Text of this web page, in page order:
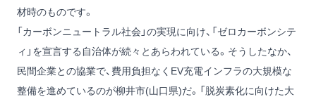
材時のものです。
「カーボンニュートラル社会」の実現に向け、「ゼロカーボンシテ
ィ」を宣言する自治体が続々とあらわれている。そうしたなか、
民間企業との協業で、費用負担なくEV充電インフラの大規模な
整備を進めているのが柳井市(山口県)だ。「脱炭素化に向けた大